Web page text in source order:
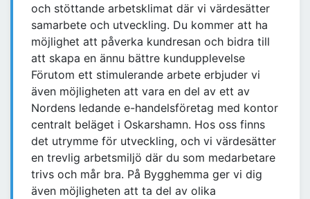
och stöttande arbetsklimat där vi värdesätter
samarbete och utveckling. Du kommer att ha
möjlighet att påverka kundresan och bidra till
att skapa en ännu bättre kundupplevelse
Förutom ett stimulerande arbete erbjuder vi
även möjligheten att vara en del av ett av
Nordens ledande e-handelsföretag med kontor
centralt beläget i Oskarshamn. Hos oss finns
det utrymme för utveckling, och vi värdesätter
en trevlig arbetsmiljö där du som medarbetare
trivs och mår bra. På Bygghemma ger vi dig
även möjligheten att ta del av olika